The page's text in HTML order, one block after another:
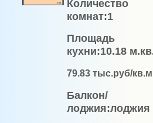
Количество
комнат:1
Площадь
кухни:10.18
79.83 тыс.руб/
Балкон/
лоджия:лоджия